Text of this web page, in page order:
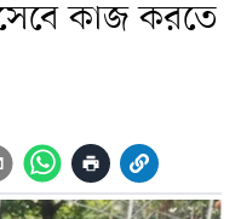
কাজ করতে